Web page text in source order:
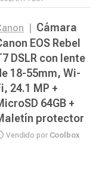
Cámara
EOS Rebel
DSLR con lente
18-55mm, Wi-
24.1 MP +
64GB +
protector
Vendido por Coolbox